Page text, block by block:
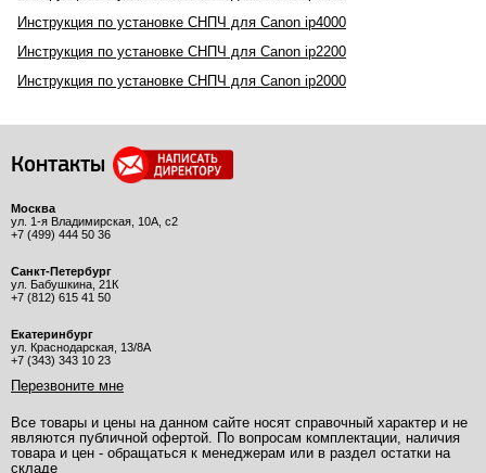
Инструкция по установке СНПЧ для Canon ip4000
Инструкция по установке СНПЧ для Canon ip2200
Инструкция по установке СНПЧ для Canon ip2000
Контакты
Москва
ул. 1-я Владимирская, 10А, с2
+7 (499) 444 50 36
Санкт-Петербург
ул. Бабушкина, 21К
+7 (812) 615 41 50
Екатеринбург
ул. Краснодарская, 13/8А
+7 (343) 343 10 23
Перезвоните мне
Все товары и цены на данном сайте носят справочный характер и не
являются публичной офертой. По вопросам комплектации, наличия
товара и цен - обращаться к менеджерам или в раздел остатки на
складе